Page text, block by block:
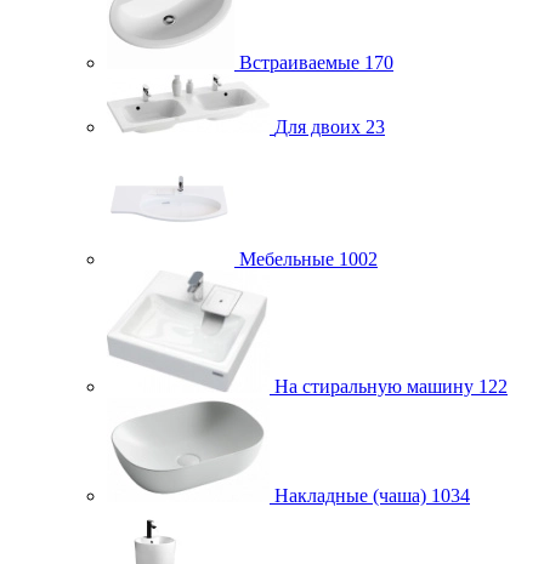
Встраиваемые 170
Для двоих 23
Мебельные 1002
На стиральную машину 122
Накладные (чаша) 1034